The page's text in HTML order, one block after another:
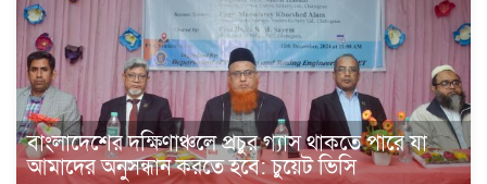
বাংলাদেশের দক্ষিণাঞ্চলে প্রচুর গ্যাস থাকতে পারে যা
আমাদের অনুসন্ধান করতে হবে: চুয়েট ভিসি